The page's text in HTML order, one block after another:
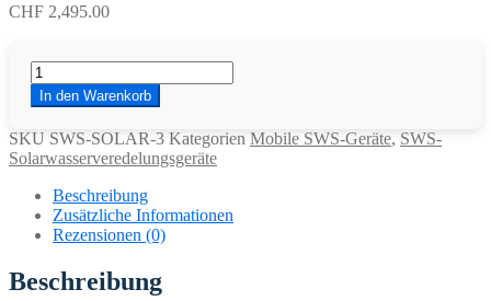
CHF 2,495.00
Solar-
Wasserveredelungsgerät
300
Watt
SWS-
Solar-
Menge
In den Warenkorb
SKU SWS-SOLAR-3 Kategorien Mobile SWS-Geräte, SWS-
Solarwasserveredelungsgeräte
Beschreibung
Zusätzliche Informationen
Rezensionen (0)
Beschreibung